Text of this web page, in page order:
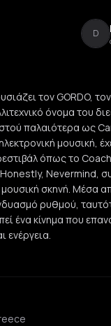
D
τον GORDO,
όνομα του
παλαιότερα ως
μουσική,
όπως το
Nevermind,
σκηνή. Μέσα
ρυθμού,
ένα κίνημα που
ενέργεια.